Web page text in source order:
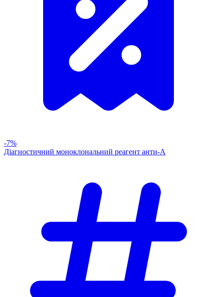
-7%
Діагностичний моноклональний реагент анти-А